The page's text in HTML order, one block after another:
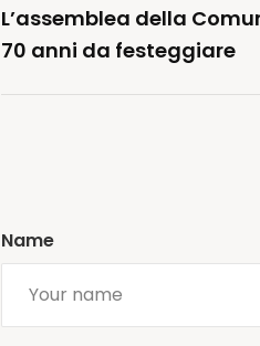
L’assemblea della
70 anni da festeggiare
Name